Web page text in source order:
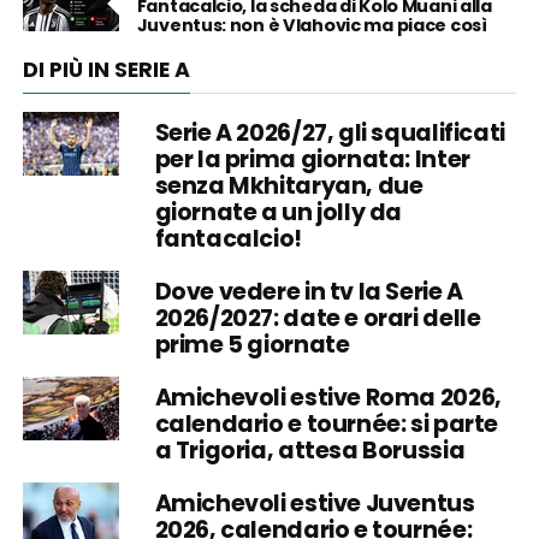
Fantacalcio, la scheda di Kolo Muani alla
Juventus: non è Vlahovic ma piace così
DI PIÙ IN SERIE A
Serie A 2026/27, gli squalificati
per la prima giornata: Inter
senza Mkhitaryan, due
giornate a un jolly da
fantacalcio!
Dove vedere in tv la Serie A
2026/2027: date e orari delle
prime 5 giornate
Amichevoli estive Roma 2026,
calendario e tournée: si parte
a Trigoria, attesa Borussia
Amichevoli estive Juventus
2026, calendario e tournée: